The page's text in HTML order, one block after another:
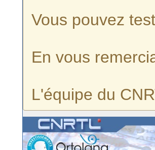
Vous pouvez
En vous
L'équipe du